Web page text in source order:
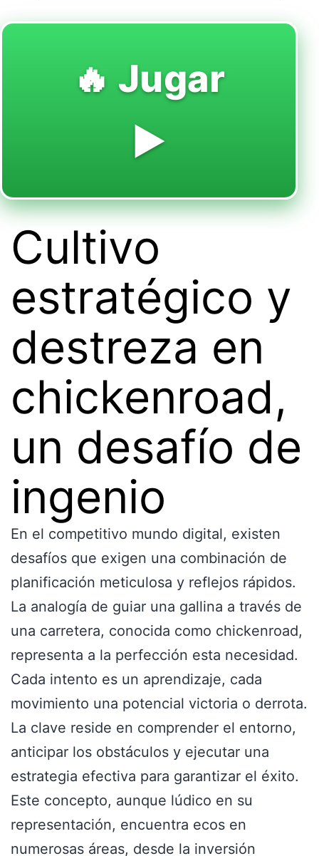
🔥 Jugar
▶️
Cultivo
estratégico y
destreza en
chickenroad,
un desafío de
ingenio
En el competitivo mundo digital, existen
desafíos que exigen una combinación de
planificación meticulosa y reflejos rápidos.
La analogía de guiar una gallina a través de
una carretera, conocida como chickenroad,
representa a la perfección esta necesidad.
Cada intento es un aprendizaje, cada
movimiento una potencial victoria o derrota.
La clave reside en comprender el entorno,
anticipar los obstáculos y ejecutar una
estrategia efectiva para garantizar el éxito.
Este concepto, aunque lúdico en su
representación, encuentra ecos en
numerosas áreas, desde la inversión